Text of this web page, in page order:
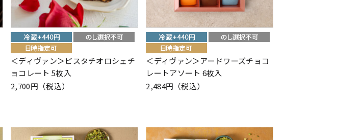
＜ディヴァン＞ピスタチオロシェチ
ョコレート 5枚入
2,700円（税込）
＜ディヴァン＞アードワーズチョコ
レートアソート 6枚入
2,484円（税込）